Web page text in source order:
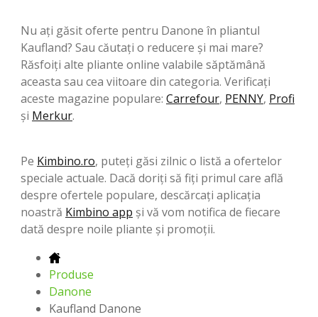
Nu ați găsit oferte pentru Danone în pliantul
Kaufland? Sau căutați o reducere și mai mare?
Răsfoiți alte pliante online valabile săptămână
aceasta sau cea viitoare din categoria. Verificați
aceste magazine populare: Carrefour, PENNY, Profi
şi Merkur.
Pe Kimbino.ro, puteți găsi zilnic o listă a ofertelor
speciale actuale. Dacă doriți să fiți primul care află
despre ofertele populare, descărcați aplicația
noastră Kimbino app și vă vom notifica de fiecare
dată despre noile pliante și promoții.
Produse
Danone
Kaufland Danone